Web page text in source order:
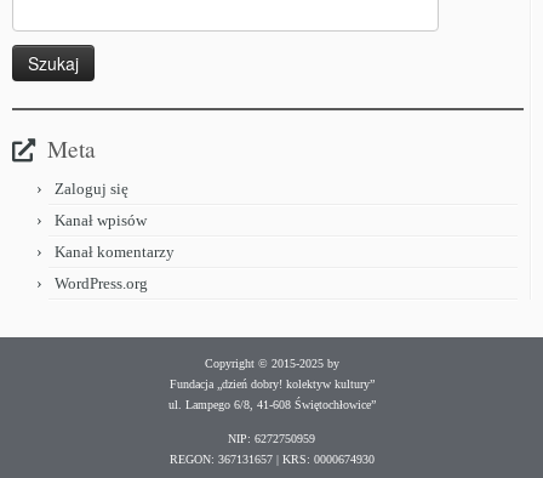
Meta
Zaloguj się
Kanał wpisów
Kanał komentarzy
WordPress.org
Copyright © 2015-2025 by
Fundacja „dzień dobry! kolektyw kultury”
ul. Lampego 6/8, 41-608 Świętochłowice”
NIP: 6272750959
REGON: 367131657 | KRS: 0000674930